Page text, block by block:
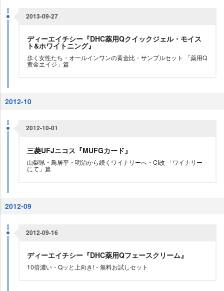
2013-09-27
ディーエイチシー『DHC薬用Qクイックジェル・モイス
ト&ホワイトニング』
歩く女性たち・オールインワンの黄金比・サンプルセット 「薬用Q
黄金エイジ」篇
2012-10
2012-10-01
三菱UFJニコス『MUFGカード』
山梨県・鳥居平・明治から続くワイナリーへ・CI改 「ワイナリー
にて」篇
2012-09
2012-09-16
ディーエイチシー『DHC薬用Qフェースクリーム』
10倍濃い・Qッと上向き!・無料お試しセット